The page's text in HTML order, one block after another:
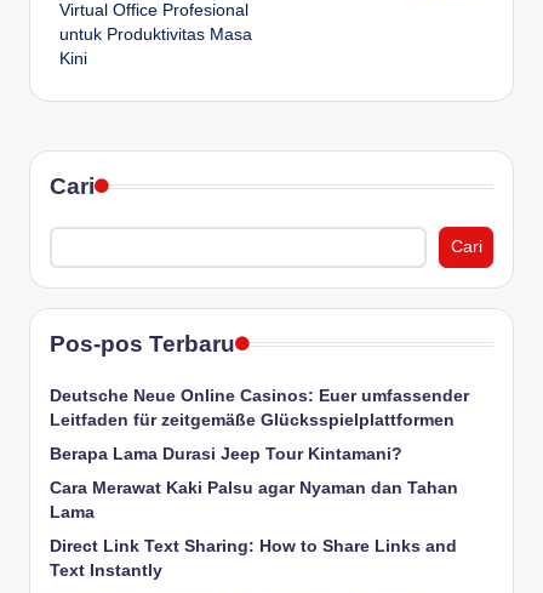
Virtual Office Profesional
untuk Produktivitas Masa
Kini
Cari
Cari
Pos-pos Terbaru
Deutsche Neue Online Casinos: Euer umfassender
Leitfaden für zeitgemäße Glücksspielplattformen
Berapa Lama Durasi Jeep Tour Kintamani?
Cara Merawat Kaki Palsu agar Nyaman dan Tahan
Lama
Direct Link Text Sharing: How to Share Links and
Text Instantly